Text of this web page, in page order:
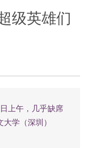
级英雄们
上午，几乎缺席
学（深圳）